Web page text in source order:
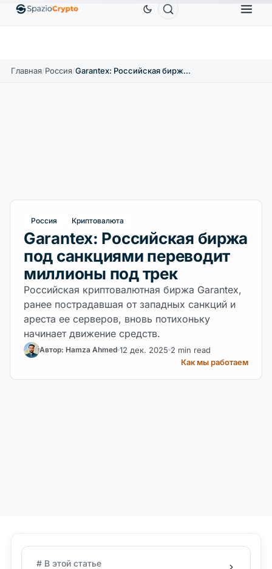
EthereumETH1 880,58 $ Tether USDT0,9991 $ BNBBNB
Главная/Россия/ Garantex: Российская биржа под санкциями переводит миллионы под трек
Россия Криптовалюта
Garantex: Российская биржа
под санкциями переводит
миллионы под трек
Российская криптовалютная биржа Garantex,
ранее пострадавшая от западных санкций и
ареста ее серверов, вновь потихоньку
начинает движение средств.
Автор: Hamza Ahmed 12 дек. 2025 2 min read
Как мы работаем
# В этой статье